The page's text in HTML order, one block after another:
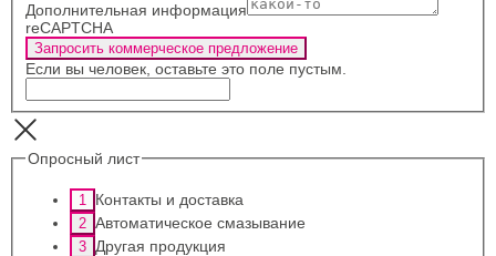
Дополнительная информация
reCAPTCHA
Запросить коммерческое предложение
Если вы человек, оставьте это поле пустым.
Опросный лист
Контакты и доставка
Автоматическое смазывание
Другая продукция